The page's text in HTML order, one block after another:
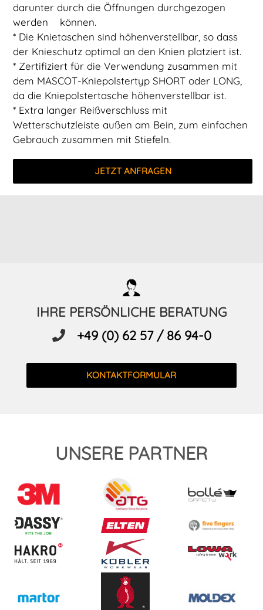
darunter durch die Öffnungen durchgezogen
werden können.
* Die Knietaschen sind höhenverstellbar, so dass
der Knieschutz optimal an den Knien platziert ist.
* Zertifiziert für die Verwendung zusammen mit
dem MASCOT-Kniepolstertyp SHORT oder LONG,
da die Kniepolstertasche höhenverstellbar ist.
* Extra langer Reißverschluss mit
Wetterschutzleiste außen am Bein, zum einfachen
Gebrauch zusammen mit Stiefeln.
JETZT ANFRAGEN
IHRE PERSÖNLICHE BERATUNG
+49 (0) 62 57 / 86 94-0
KONTAKTFORMULAR
UNSERE PARTNER